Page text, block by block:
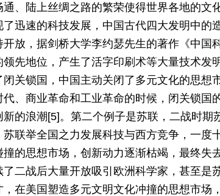
、陆上丝绸之路的繁荣使得世界各地的文
迅速的科技发展，中国古代四大发明中的
放，据剑桥大学李约瑟先生的著作《中国
先地位，产生了活字印刷术等大量技术发
关锁国，中国主动关闭了多元文化的思想
、商业革命和工业革命的时候，闭关锁国
的浪潮[5]。第二个例子是苏联，二战时期
联举全国之力发展科技与西方竞争，一度
的思想市场，创新动力逐渐枯竭，最终失
二战后大量开放吸引欧洲科学家，甚至是
在美国塑造多元文明文化冲撞的思想市场